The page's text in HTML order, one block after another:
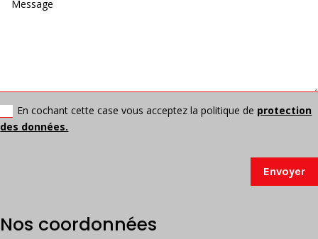
En cochant cette case vous acceptez la politique de protection
des données.
Envoyer
Nos coordonnées